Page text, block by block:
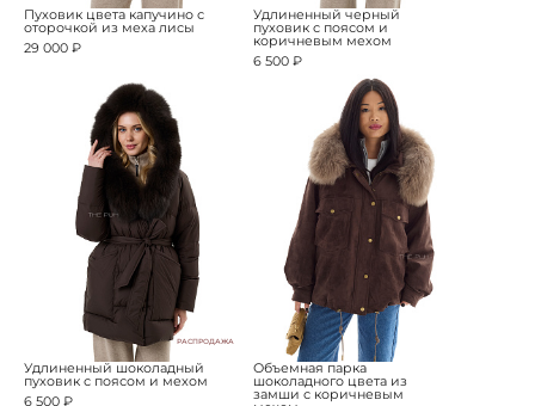
Пуховик цвета капучино с
оторочкой из меха лисы
29 000 ₽
Удлиненный черный
пуховик с поясом и
коричневым мехом
6 500 ₽
РАСПРОДАЖА
Удлиненный шоколадный
пуховик с поясом и мехом
6 500 ₽
Объемная парка
шоколадного цвета из
замши с коричневым